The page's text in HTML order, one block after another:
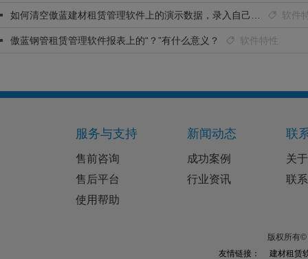
软件
傲蓝钢管租赁管理软件报表上的“？”有什么意义？ 软件特性
服务与支持
售前咨询
售后平台
使用帮助
新闻动态
成功案例
行业资讯
联
关
联
版权所有
友情链接：
建材租赁